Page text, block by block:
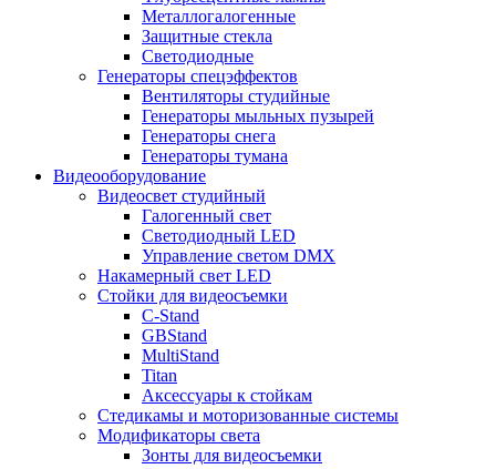
Металлогалогенные
Защитные стекла
Светодиодные
Генераторы спецэффектов
Вентиляторы студийные
Генераторы мыльных пузырей
Генераторы снега
Генераторы тумана
Видеооборудование
Видеосвет студийный
Галогенный свет
Светодиодный LED
Управление светом DMX
Накамерный свет LED
Стойки для видеосъемки
C-Stand
GBStand
MultiStand
Titan
Аксессуары к стойкам
Стедикамы и моторизованные системы
Модификаторы света
Зонты для видеосъемки